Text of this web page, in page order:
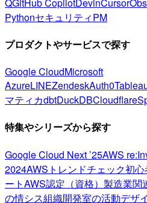
PythonセキュリティPM
プロダクトやサービスで探す
Google CloudMicrosoft
AzureLINEZendeskAuth0
マティカdbtDuckDBCloudflare
特集やシリーズから探す
Google Cloud Next ’25AWS
2024AWSトレンドチェック初心
ートAWS認定（資格） 製造業関
の情シス組織開発室の活動デザ